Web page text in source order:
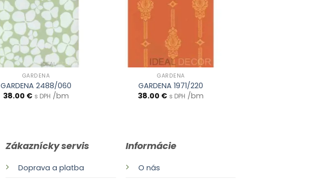
GARDENA
GARDENA 2488/060
38.00 € s DPH /bm
GARDENA
GARDENA 1971/220
38.00 € s DPH /bm
Zákaznícky servis
Doprava a platba
Informácie
O nás